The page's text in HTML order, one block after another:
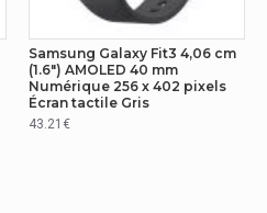
Samsung Galaxy Fit3 4,06 cm
(1.6") AMOLED 40 mm
Numérique 256 x 402 pixels
Écran tactile Gris
43.21€